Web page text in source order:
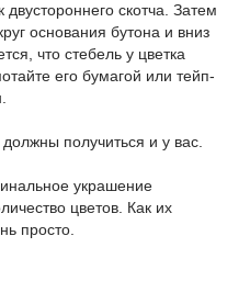
скотча. Затем
основания бутона и вниз
что стебель у цветка
его бумагой или тейп-
получиться и у вас.
украшение
цветов. Как их
просто.